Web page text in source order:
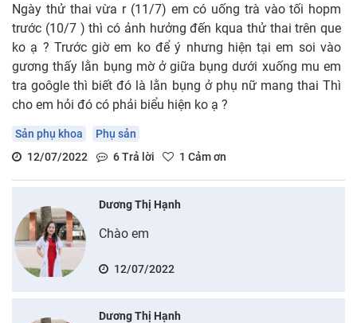
Ngày thử thai vừa r (11/7) em có uống trà vào tối hopm
trước (10/7 ) thì có ảnh hưởng đến kqua thử thai trên que
ko ạ ? Trước giờ em ko để ý nhưng hiện tại em soi vào
gương thấy lằn bụng mờ ở giữa bụng dưới xuống mu em
tra goôgle thì biết đó là lằn bụng ở phụ nữ mang thai Thì
cho em hỏi đó có phải biểu hiện ko ạ ?
Sản phụ khoa
Phụ sản
12/07/2022
6Trả lời 1 Cảm ơn
Dương Thị Hạnh
Chào em
12/07/2022
Dương Thị Hạnh